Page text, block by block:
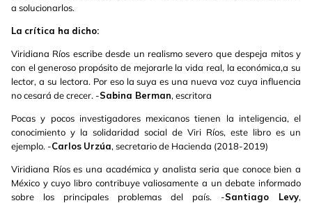
a solucionarlos.
La crítica ha dicho:
Viridiana Ríos escribe desde un realismo severo que despeja mitos y
con el generoso propósito de mejorarle la vida real, la económica,a su
lector, a su lectora. Por eso la suya es una nueva voz cuya influencia
no cesará de crecer. -Sabina Berman, escritora
Pocas y pocos investigadores mexicanos tienen la inteligencia, el
conocimiento y la solidaridad social de Viri Ríos, este libro es un
ejemplo. -Carlos Urzúa, secretario de Hacienda (2018-2019)
Viridiana Ríos es una académica y analista seria que conoce bien a
México y cuyo libro contribuye valiosamente a un debate informado
sobre los principales problemas del país. -Santiago Levy,